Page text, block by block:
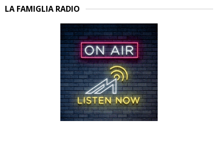
LA FAMIGLIA RADIO